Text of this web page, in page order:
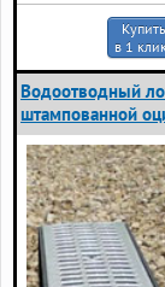
Купить
в 1
Водоотводный
штампованной